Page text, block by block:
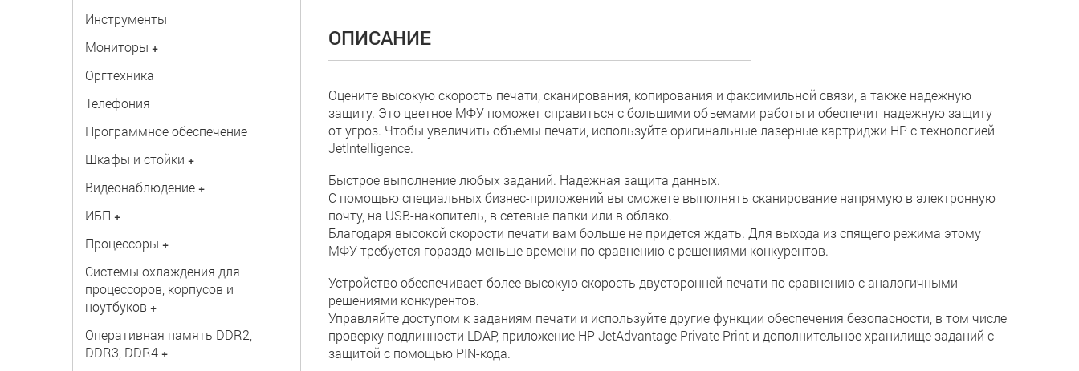
Инструменты
Мониторы +
Оргтехника
Телефония
Программное обеспечение
Шкафы и стойки +
Видеонаблюдение +
ИБП +
Процессоры +
Системы охлаждения для
процессоров, корпусов и
ноутбуков +
Оперативная память DDR2,
DDR3, DDR4 +
ОПИСАНИЕ
Оцените высокую скорость печати, сканирования, копирования и факсимильной связи, а также надежную
защиту. Это цветное МФУ поможет справиться с большими объемами работы и обеспечит надежную защиту
от угроз. Чтобы увеличить объемы печати, используйте оригинальные лазерные картриджи HP с технологией
JetIntelligence.
Быстрое выполнение любых заданий. Надежная защита данных.
С помощью специальных бизнес-приложений вы сможете выполнять сканирование напрямую в электронную
почту, на USB-накопитель, в сетевые папки или в облако.
Благодаря высокой скорости печати вам больше не придется ждать. Для выхода из спящего режима этому
МФУ требуется гораздо меньше времени по сравнению с решениями конкурентов.
Устройство обеспечивает более высокую скорость двусторонней печати по сравнению с аналогичными
решениями конкурентов.
Управляйте доступом к заданиям печати и используйте другие функции обеспечения безопасности, в том числе
проверку подлинности LDAP, приложение HP JetAdvantage Private Print и дополнительное хранилище заданий с
защитой с помощью PIN-кода.